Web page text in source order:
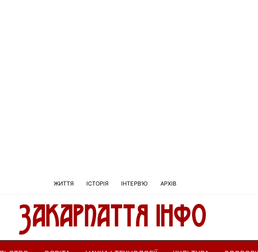
ЖИТТЯ ІСТОРІЯ ІНТЕРВ’Ю АРХІВ